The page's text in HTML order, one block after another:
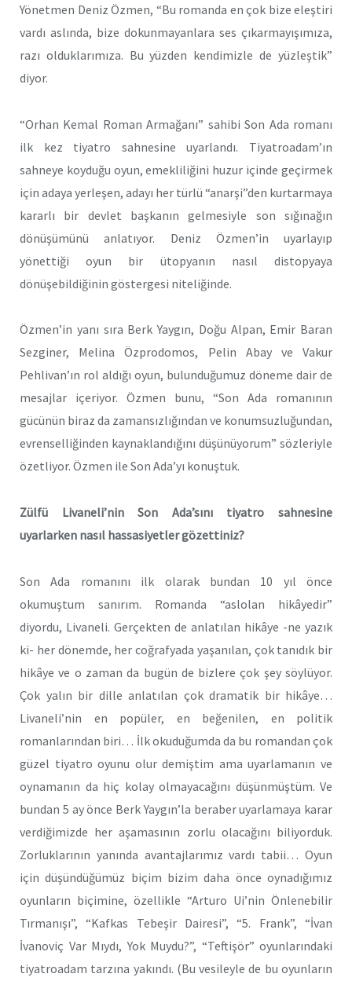
Yönetmen Deniz Özmen, “Bu romanda en çok bize eleştiri
vardı aslında, bize dokunmayanlara ses çıkarmayışımıza,
razı olduklarımıza. Bu yüzden kendimizle de yüzleştik”
diyor.
“Orhan Kemal Roman Armağanı” sahibi Son Ada romanı
ilk kez tiyatro sahnesine uyarlandı. Tiyatroadam’ın
sahneye koyduğu oyun, emekliliğini huzur içinde geçirmek
için adaya yerleşen, adayı her türlü “anarşi”den kurtarmaya
kararlı bir devlet başkanın gelmesiyle son sığınağın
dönüşümünü anlatıyor. Deniz Özmen’in uyarlayıp
yönettiği oyun bir ütopyanın nasıl distopyaya
dönüşebildiğinin göstergesi niteliğinde.
Özmen’in yanı sıra Berk Yaygın, Doğu Alpan, Emir Baran
Sezginer, Melina Özprodomos, Pelin Abay ve Vakur
Pehlivan’ın rol aldığı oyun, bulunduğumuz döneme dair de
mesajlar içeriyor. Özmen bunu, “Son Ada romanının
gücünün biraz da zamansızlığından ve konumsuzluğundan,
evrenselliğinden kaynaklandığını düşünüyorum” sözleriyle
özetliyor. Özmen ile Son Ada’yı konuştuk.
Zülfü Livaneli’nin Son Ada’sını tiyatro sahnesine
uyarlarken nasıl hassasiyetler gözettiniz?
Son Ada romanını ilk olarak bundan 10 yıl önce
okumuştum sanırım. Romanda “aslolan hikâyedir”
diyordu, Livaneli. Gerçekten de anlatılan hikâye -ne yazık
ki- her dönemde, her coğrafyada yaşanılan, çok tanıdık bir
hikâye ve o zaman da bugün de bizlere çok şey söylüyor.
Çok yalın bir dille anlatılan çok dramatik bir hikâye…
Livaneli’nin en popüler, en beğenilen, en politik
romanlarından biri… İlk okuduğumda da bu romandan çok
güzel tiyatro oyunu olur demiştim ama uyarlamanın ve
oynamanın da hiç kolay olmayacağını düşünmüştüm. Ve
bundan 5 ay önce Berk Yaygın’la beraber uyarlamaya karar
verdiğimizde her aşamasının zorlu olacağını biliyorduk.
Zorluklarının yanında avantajlarımız vardı tabii… Oyun
için düşündüğümüz biçim bizim daha önce oynadığımız
oyunların biçimine, özellikle “Arturo Ui’nin Önlenebilir
Tırmanışı”, “Kafkas Tebeşir Dairesi”, “5. Frank”, “İvan
İvanoviç Var Mıydı, Yok Muydu?”, “Teftişör” oyunlarındaki
tiyatroadam tarzına yakındı. (Bu vesileyle de bu oyunların